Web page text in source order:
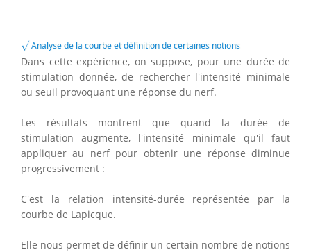
√Analyse de la courbe et définition de certaines notions
Dans cette expérience, on suppose, pour une durée de
stimulation donnée, de rechercher l'intensité minimale
ou seuil provoquant une réponse du nerf.
Les résultats montrent que quand la durée de
stimulation augmente, l'intensité minimale qu'il faut
appliquer au nerf pour obtenir une réponse diminue
progressivement :
C'est la relation intensité-durée représentée par la
courbe de Lapicque.
Elle nous permet de définir un certain nombre de notions